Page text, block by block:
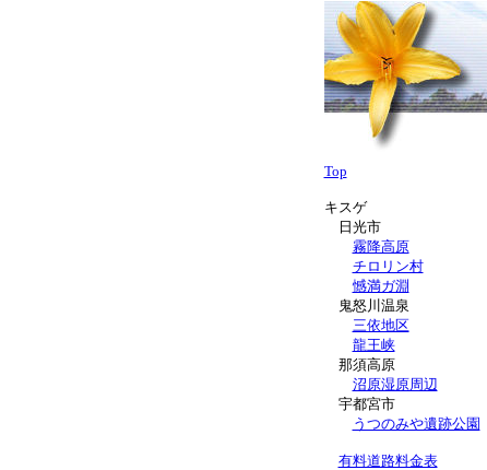
Top
キスゲ
日光市
霧降高原
チロリン村
憾満ガ淵
鬼怒川温泉
三依地区
龍王峡
那須高原
沼原湿原周辺
宇都宮市
うつのみや遺跡公園
有料道路料金表